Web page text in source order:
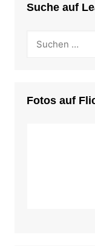
Suche auf
Fotos auf